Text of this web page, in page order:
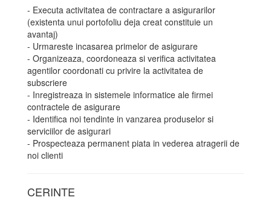
- Executa activitatea de contractare a asigurarilor
(existenta unui portofoliu deja creat constituie un
avantaj)
- Urmareste incasarea primelor de asigurare
- Organizeaza, coordoneaza si verifica activitatea
agentilor coordonati cu privire la activitatea de
subscriere
- Inregistreaza in sistemele informatice ale firmei
contractele de asigurare
- Identifica noi tendinte in vanzarea produselor si
serviciilor de asigurari
- Prospecteaza permanent piata in vederea atragerii de
noi clienti
CERINTE